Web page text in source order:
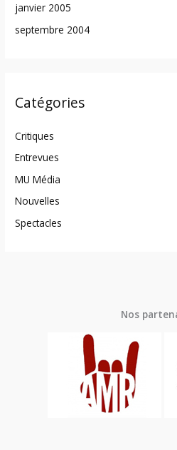
janvier 2005
septembre 2004
Catégories
Critiques
Entrevues
MU Média
Nouvelles
Spectacles
Nos